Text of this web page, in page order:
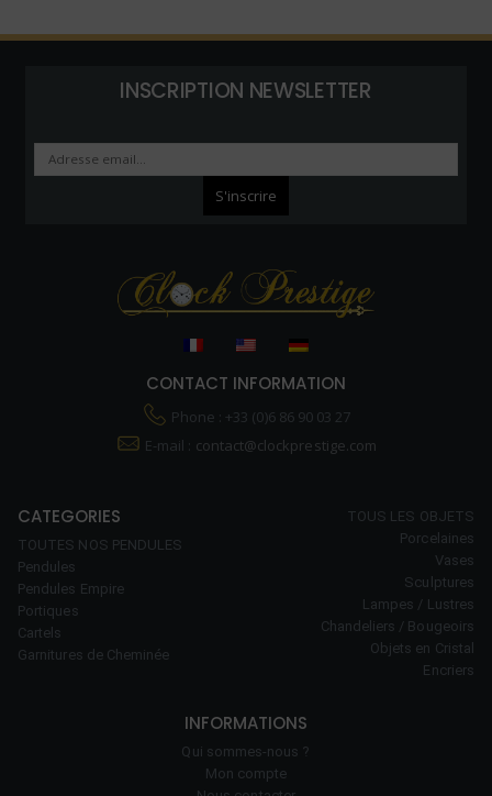
INSCRIPTION NEWSLETTER
CONTACT INFORMATION
Phone : +33 (0)6 86 90 03 27
E-mail : contact@clockprestige.com
CATEGORIES
TOUTES NOS PENDULES
Pendules
Pendules Empire
Portiques
Cartels
Garnitures de Cheminée
TOUS LES OBJETS
Porcelaines
Vases
Sculptures
Lampes / Lustres
Chandeliers / Bougeoirs
Objets en Cristal
Encriers
INFORMATIONS
Qui sommes-nous ?
Mon compte